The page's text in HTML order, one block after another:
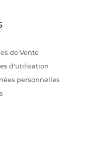
de Vente
d'utilisation
personnelles